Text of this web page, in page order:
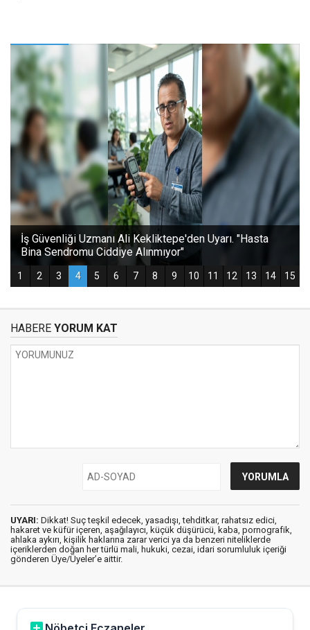
HABERE YORUM KAT
UYARI: Dikkat! Suç teşkil edecek, yasadışı, tehditkar, rahatsız edici,
hakaret ve küfür içeren, aşağılayıcı, küçük düşürücü, kaba, pornografik,
ahlaka aykırı, kişilik haklarına zarar verici ya da benzeri niteliklerde
içeriklerden doğan her türlü mali, hukuki, cezai, idari sorumluluk içeriği
gönderen Üye/Üyeler’e aittir.